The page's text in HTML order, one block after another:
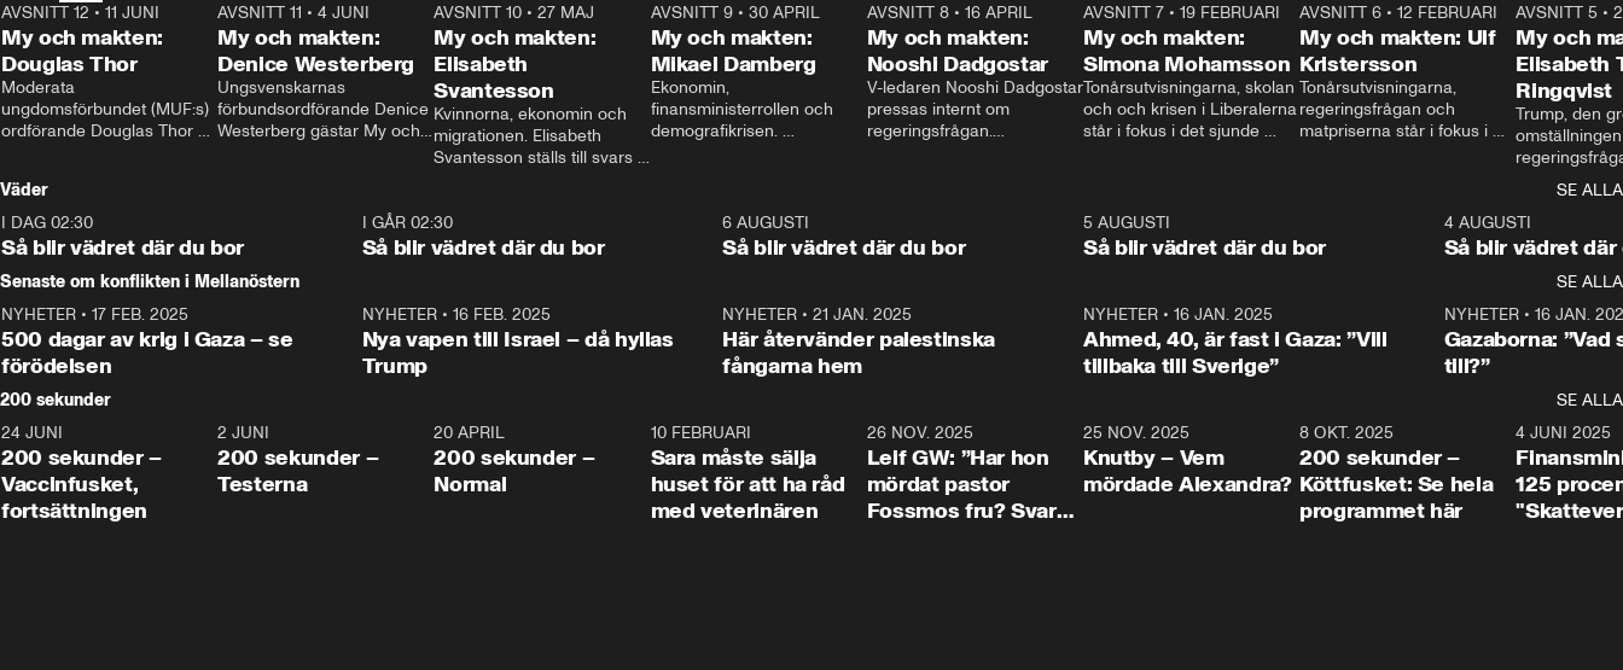
26:27
AVSNITT 12 • 11 JUNI
My och makten:
Douglas Thor
Moderata
ungdomsförbundet (MUF:s)
ordförande Douglas Thor
tonårsutvisningarna och hur
Moderaterna ska locka
väljare till valet i höst.
23:40
AVSNITT 11 •4 JUNI
My och makten:
Denice Westerberg
Ungsvenskarnas
förbundsordförande Denice
Westerberg gästar My och
AVSNITT 10 •27 MAJ
My och makten:
Elisabeth
Svantesson
Kvinnorna, ekonomin och
migrationen. Elisabeth
Svantesson ställs till svars
AVSNITT 9• 30 APRIL
My och makten:
Mikael Damberg
Ekonomin,
finansministerrollen och
demografikrisen.
och Makten.
AVSNITT 8• 16 APRIL
My och makten:
Nooshi Dadgostar
V-ledaren Nooshi Dadgostar
pressas internt om
regeringsfrågan.
– Vi ställer upp i val. Ska vi
vara med så sitter vi förstås
24:30
AVSNITT 7• 19 FEBRUARI
My och makten:
Simona Mohamsson
Tonårsutvisningarna, skolan
och och krisen i Liberalerna
står i fokus i det sjunde
kommentator My
Rohwedder ställer
utbildnings- och
Mohamsson till svars.
27:30
AVSNITT 6 •12 FEBRUARI
My och makten: Ulf
Kristersson
Tonårsutvisningarna,
regeringsfrågan och
matpriserna står i fokus i
Rohwedder ställer
statsminister Ulf Kristersson
AVSNITT 5 •
My och
Elisabeth
Ringqvist
Trump, den
centrum i
avsnittet av
Makten”. Se
Aftonbladets
Rohwedder
Thand Ring
Väder
SE ALLA
I DAG 02:30
Så blir vädret där du bor
1:06
I GÅR 02:30
Så blir vädret där du bor
6 AUGUSTI
Så blir vädret där du bor
5 AUGUSTI
Så blir vädret där du bor
4 AUGUSTI
Så blir vädret där
Senaste om konflikten i Mellanöstern
SE ALLA
NYHETER • 17 FEB. 2025
500 dagar av krig i Gaza – se
förödelsen
NYHETER• 16 FEB. 2025
Nya vapen till Israel – då hyllas
Trump
NYHETER •21 JAN. 2025
Här återvänder palestinska
fångarna hem
NYHETER• 16 JAN. 2025
Ahmed, 40, är fast i Gaza: ”Vill
tillbaka till Sverige”
NYHETER• 16 JAN.
Gazaborna:
till?”
200 sekunder
SE ALLA
5:00
24 JUNI
200 sekunder –
Vaccinfusket,
fortsättningen
4:23
2 JUNI
200 sekunder –
Testerna
20 APRIL
200 sekunder –
Normal
10 FEBRUARI
Sara måste sälja
huset för att ha råd
med veterinären
26 NOV. 2025
Leif GW: ”Har hon
mördat pastor
Fossmos fru? Svar
31:05
25 NOV. 2025
Knutby – Vem
mördade Alexandra?
4:29
8 OKT. 2025
200 sekunder –
Köttfusket: Se hela
programmet här
4 JUNI 2025
125